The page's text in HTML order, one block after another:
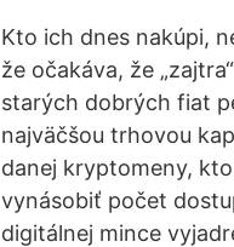
Kto ich dnes nakúpi,
že očakáva, že
starých dobrých fiat
najväčšou trhovou
danej kryptomeny,
vynásobiť počet
digitálnej mince